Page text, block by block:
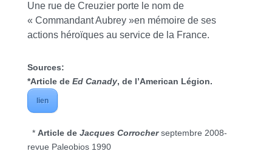
Une rue de Creuzier porte le nom de
« Commandant Aubrey »en mémoire de ses
actions héroïques au service de la France.
Sources:
*Article de Ed Canady, de l’American Légion.
lien
* Article de Jacques Corrocherseptembre 2008-
revue Paleobios 1990